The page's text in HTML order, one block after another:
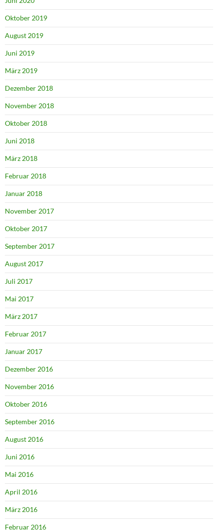
Oktober 2019
August 2019
Juni 2019
März 2019
Dezember 2018
November 2018
Oktober 2018
Juni 2018
März 2018
Februar 2018
Januar 2018
November 2017
Oktober 2017
September 2017
August 2017
Juli 2017
Mai 2017
März 2017
Februar 2017
Januar 2017
Dezember 2016
November 2016
Oktober 2016
September 2016
August 2016
Juni 2016
Mai 2016
April 2016
März 2016
Februar 2016